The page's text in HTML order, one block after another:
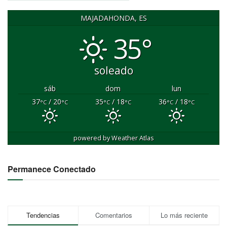
MAJADAHONDA, ES
35°
soleado
sáb dom
lun
37°C/ 20°C 35°C/ 18°C 36°C/ 18°C
powered byWeather Atlas
Permanece Conectado
Tendencias Comentarios Lo más reciente